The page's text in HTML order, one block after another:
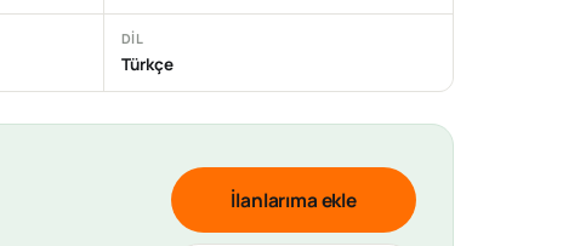
DIL
Türkçe
İlanlarıma ekle